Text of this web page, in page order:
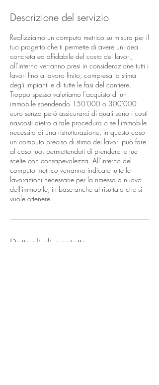
Descrizione del servizio
Realizziamo un computo metrico su misura per il
tuo progetto che ti permette di avere un idea
concreta ed affidabile del costo dei lavori,
all'interno verranno presi in considerazione tutti i
lavori fino a lavoro finito, compresa la stima
degli impianti e di tutte le fasi del cantiere.
Troppo spesso valutiamo l'acquisto di un
immobile spendendo 150'000 o 300'000
euro senza però assicurarci di quali sono i costi
nascosti dietro a tale procedura o se l'immobile
necessita di una ristrutturazione, in questo caso
un computo preciso di stima dei lavori può fare
al caso tuo, permettendoti di prendere le tue
scelte con consapevolezza. All'interno del
computo metrico verranno indicate tutte le
lavorazioni necessarie per la rimessa a nuovo
dell'immobile, in base anche al risultato che si
vuole ottenere.
Dettagli di contatto